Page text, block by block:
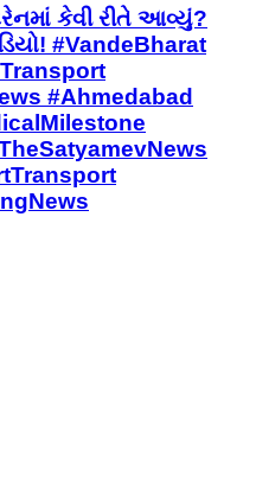
કેવી રીતે આવ્યું?
#VandeBharat
#Ahmedabad